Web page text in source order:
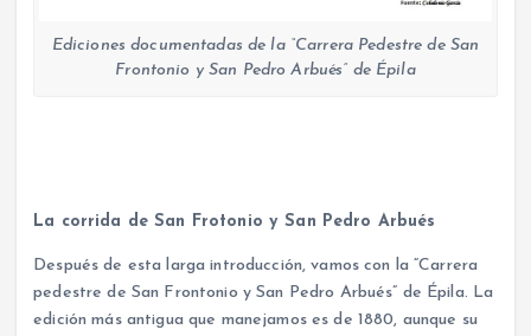
Ediciones documentadas de la “Carrera Pedestre de San
Frontonio y San Pedro Arbués” de Épila
La corrida de San Frotonio y San Pedro Arbués
Después de esta larga introducción, vamos con la “Carrera
pedestre de San Frontonio y San Pedro Arbués” de Épila. La
edición más antigua que manejamos es de 1880, aunque su